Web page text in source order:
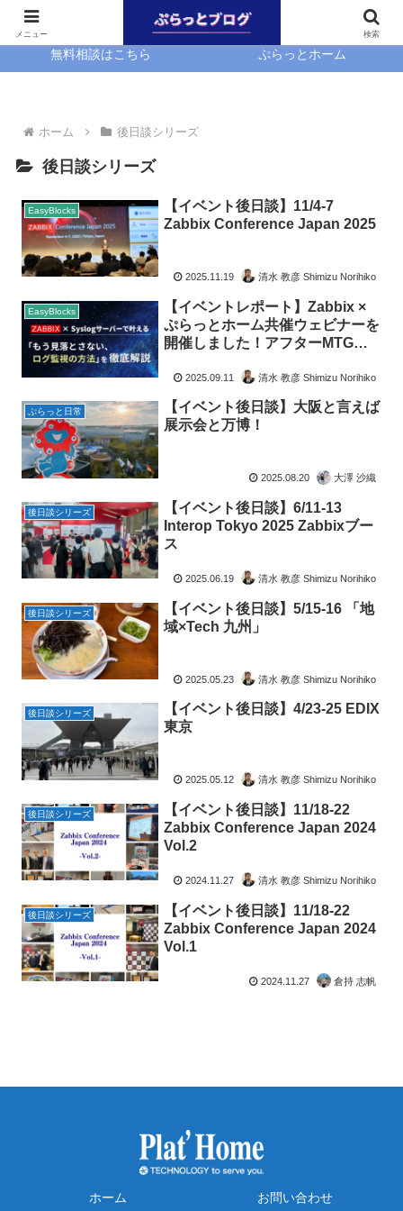
無料相談はこちら ぷらっとホーム
ホーム 後日談シリーズ
後日談シリーズ
EasyBlocks
【イベント後日談】11/4-7
Zabbix Conference Japan 2025
2025.11.19 清水 教彦 Shimizu Norihiko
EasyBlocks
【イベントレポート】Zabbix ×
ぷらっとホーム共催ウェビナーを
開催しました！アフターMTGも
2025.09.11 清水 教彦 Shimizu Norihiko
ぷらっと日常
【イベント後日談】大阪と言えば
展示会と万博！
2025.08.20 大澤 沙織
後日談シリーズ
【イベント後日談】6/11-13
Interop Tokyo 2025 Zabbixブー
ス
2025.06.19 清水 教彦 Shimizu Norihiko
後日談シリーズ
【イベント後日談】5/15-16 「地
域×Tech 九州」
2025.05.23 清水 教彦 Shimizu Norihiko
後日談シリーズ
【イベント後日談】4/23-25 EDIX
東京
2025.05.12 清水 教彦 Shimizu Norihiko
後日談シリーズ
【イベント後日談】11/18-22
Zabbix Conference Japan 2024
Vol.2
2024.11.27 清水 教彦 Shimizu Norihiko
後日談シリーズ
【イベント後日談】11/18-22
Zabbix Conference Japan 2024
Vol.1
2024.11.27 倉持 志帆
ホーム お問い合わせ
メニュー 検索